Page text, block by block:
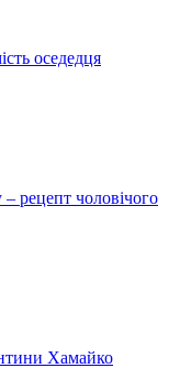
оседедця
рецепт чоловічого
Хамайко